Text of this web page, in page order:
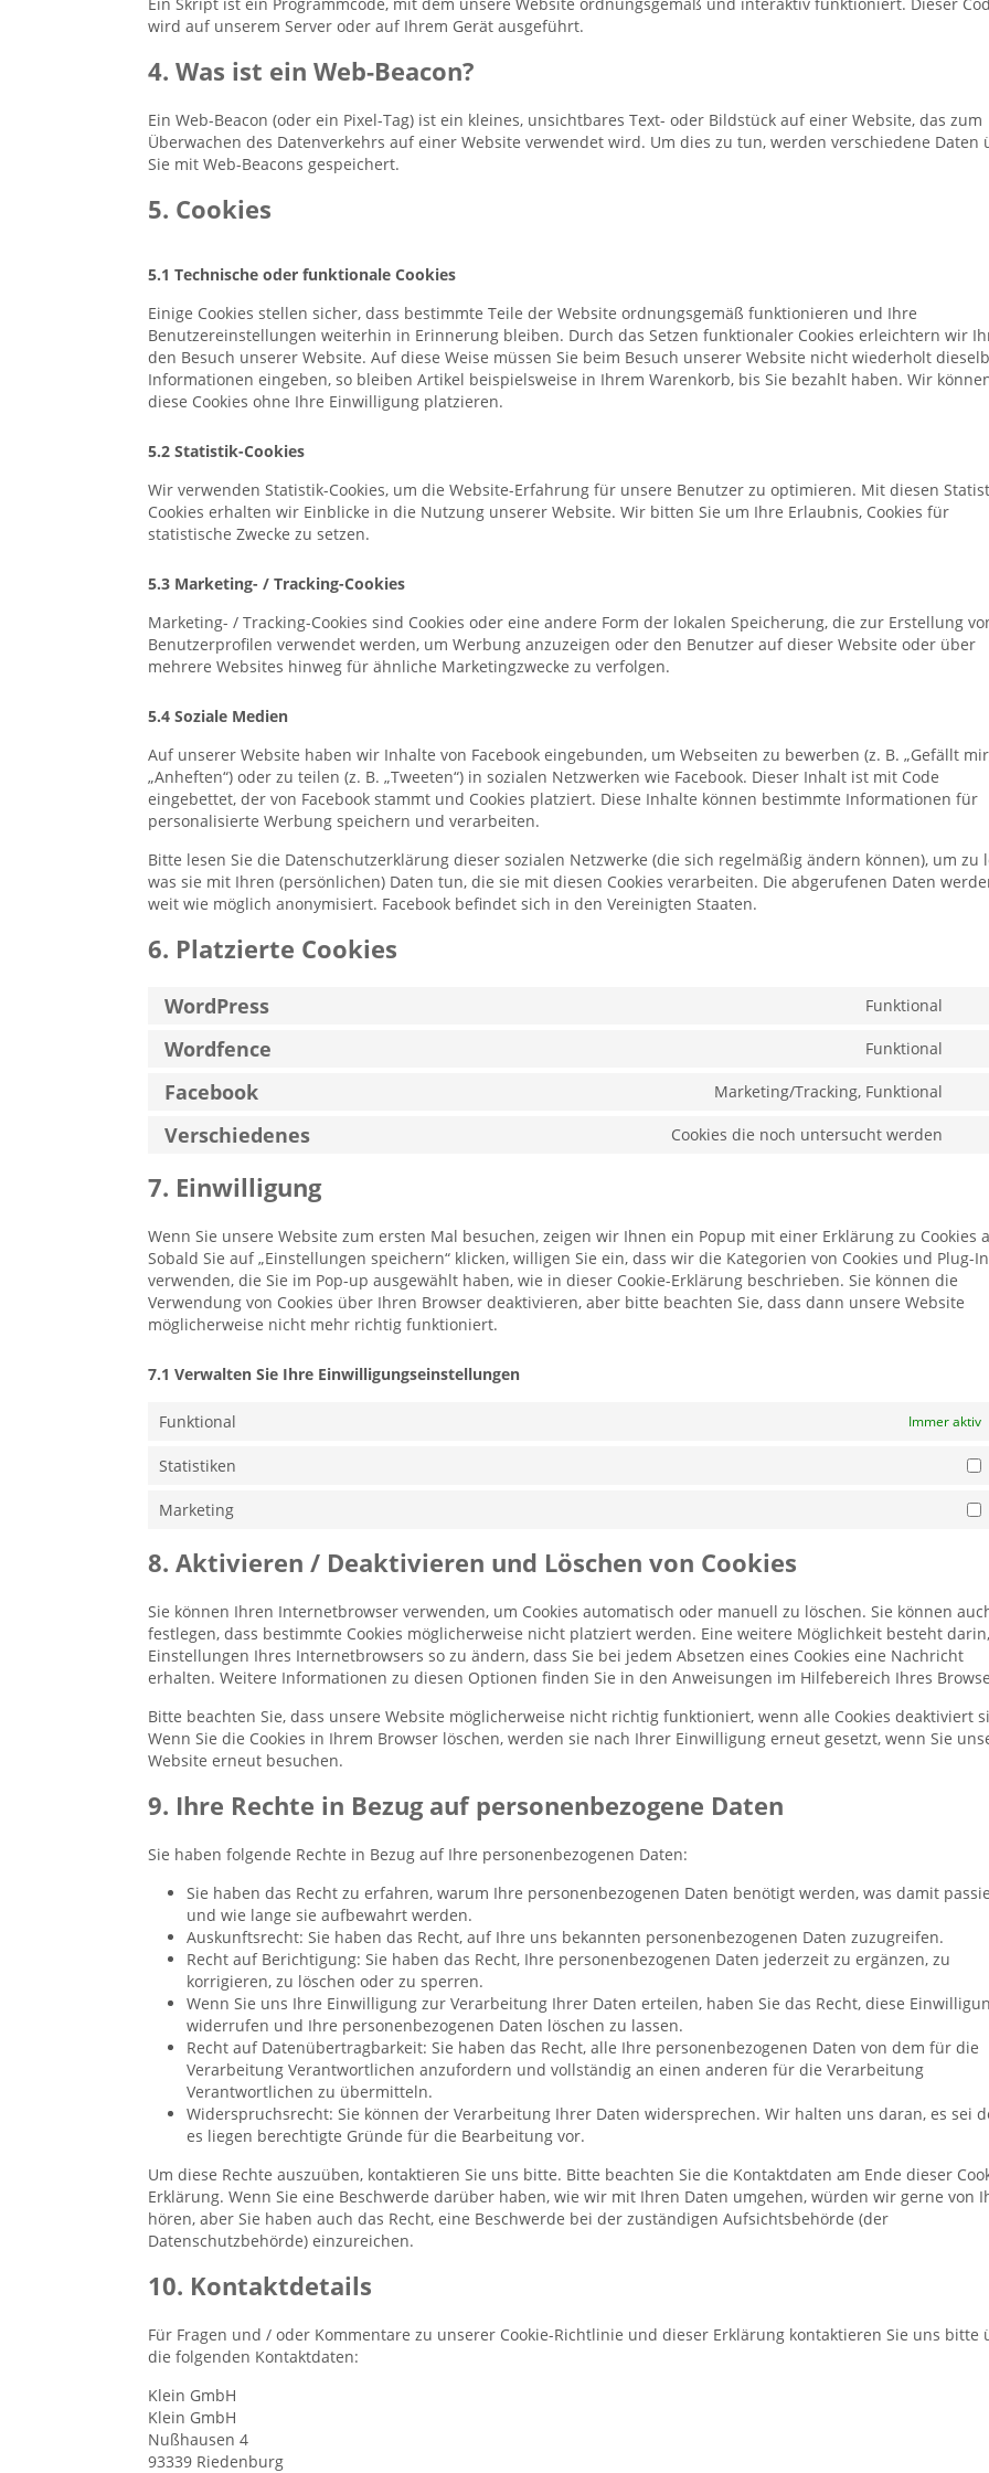
wird auf unserem Server oder auf Ihrem Gerät ausgeführt.
4. Was ist ein Web-Beacon?
Ein Web-Beacon (oder ein Pixel-Tag) ist ein kleines, unsichtbares Text- oder Bildstück auf einer Website, das zum
Überwachen des Datenverkehrs auf einer Website verwendet wird. Um dies zu tun, werden verschiedene Daten
Sie mit Web-Beacons gespeichert.
5. Cookies
5.1 Technische oder funktionale Cookies
Einige Cookies stellen sicher, dass bestimmte Teile der Website ordnungsgemäß funktionieren und Ihre
Benutzereinstellungen weiterhin in Erinnerung bleiben. Durch das Setzen funktionaler Cookies erleichtern wir
den Besuch unserer Website. Auf diese Weise müssen Sie beim Besuch unserer Website nicht wiederholt
Informationen eingeben, so bleiben Artikel beispielsweise in Ihrem Warenkorb, bis Sie bezahlt haben. Wir
diese Cookies ohne Ihre Einwilligung platzieren.
5.2 Statistik-Cookies
Wir verwenden Statistik-Cookies, um die Website-Erfahrung für unsere Benutzer zu optimieren. Mit diesen
Cookies erhalten wir Einblicke in die Nutzung unserer Website. Wir bitten Sie um Ihre Erlaubnis, Cookies für
statistische Zwecke zu setzen.
5.3 Marketing- / Tracking-Cookies
Marketing- / Tracking-Cookies sind Cookies oder eine andere Form der lokalen Speicherung, die zur Erstellung
Benutzerprofilen verwendet werden, um Werbung anzuzeigen oder den Benutzer auf dieser Website oder über
mehrere Websites hinweg für ähnliche Marketingzwecke zu verfolgen.
5.4 Soziale Medien
Auf unserer Website haben wir Inhalte von Facebook eingebunden, um Webseiten zu bewerben (z. B. „Gefällt
„Anheften“) oder zu teilen (z. B. „Tweeten“) in sozialen Netzwerken wie Facebook. Dieser Inhalt ist mit Code
eingebettet, der von Facebook stammt und Cookies platziert. Diese Inhalte können bestimmte Informationen für
personalisierte Werbung speichern und verarbeiten.
Bitte lesen Sie die Datenschutzerklärung dieser sozialen Netzwerke (die sich regelmäßig ändern können), um zu
was sie mit Ihren (persönlichen) Daten tun, die sie mit diesen Cookies verarbeiten. Die abgerufenen Daten
weit wie möglich anonymisiert. Facebook befindet sich in den Vereinigten Staaten.
6. Platzierte Cookies
WordPress Funktional
Wordfence Funktional
Facebook Marketing/Tracking, Funktional
Verschiedenes Cookies die noch untersucht werden
7. Einwilligung
Wenn Sie unsere Website zum ersten Mal besuchen, zeigen wir Ihnen ein Popup mit einer Erklärung zu Cookies
Sobald Sie auf „Einstellungen speichern“ klicken, willigen Sie ein, dass wir die Kategorien von Cookies und Plug-
verwenden, die Sie im Pop-up ausgewählt haben, wie in dieser Cookie-Erklärung beschrieben. Sie können die
Verwendung von Cookies über Ihren Browser deaktivieren, aber bitte beachten Sie, dass dann unsere Website
möglicherweise nicht mehr richtig funktioniert.
7.1 Verwalten Sie Ihre Einwilligungseinstellungen
Funktional Immer aktiv
Statistiken
Marketing
8. Aktivieren / Deaktivieren und Löschen von Cookies
Sie können Ihren Internetbrowser verwenden, um Cookies automatisch oder manuell zu löschen. Sie können
festlegen, dass bestimmte Cookies möglicherweise nicht platziert werden. Eine weitere Möglichkeit besteht
Einstellungen Ihres Internetbrowsers so zu ändern, dass Sie bei jedem Absetzen eines Cookies eine Nachricht
erhalten. Weitere Informationen zu diesen Optionen finden Sie in den Anweisungen im Hilfebereich Ihres
Bitte beachten Sie, dass unsere Website möglicherweise nicht richtig funktioniert, wenn alle Cookies deaktiviert
Wenn Sie die Cookies in Ihrem Browser löschen, werden sie nach Ihrer Einwilligung erneut gesetzt, wenn Sie
Website erneut besuchen.
9. Ihre Rechte in Bezug auf personenbezogene Daten
Sie haben folgende Rechte in Bezug auf Ihre personenbezogenen Daten:
Sie haben das Recht zu erfahren, warum Ihre personenbezogenen Daten benötigt werden, was damit
und wie lange sie aufbewahrt werden.
Auskunftsrecht: Sie haben das Recht, auf Ihre uns bekannten personenbezogenen Daten zuzugreifen.
Recht auf Berichtigung: Sie haben das Recht, Ihre personenbezogenen Daten jederzeit zu ergänzen, zu
korrigieren, zu löschen oder zu sperren.
Wenn Sie uns Ihre Einwilligung zur Verarbeitung Ihrer Daten erteilen, haben Sie das Recht, diese
widerrufen und Ihre personenbezogenen Daten löschen zu lassen.
Recht auf Datenübertragbarkeit: Sie haben das Recht, alle Ihre personenbezogenen Daten von dem für die
Verarbeitung Verantwortlichen anzufordern und vollständig an einen anderen für die Verarbeitung
Verantwortlichen zu übermitteln.
Widerspruchsrecht: Sie können der Verarbeitung Ihrer Daten widersprechen. Wir halten uns daran, es sei
es liegen berechtigte Gründe für die Bearbeitung vor.
Um diese Rechte auszuüben, kontaktieren Sie uns bitte. Bitte beachten Sie die Kontaktdaten am Ende dieser
Erklärung. Wenn Sie eine Beschwerde darüber haben, wie wir mit Ihren Daten umgehen, würden wir gerne von
hören, aber Sie haben auch das Recht, eine Beschwerde bei der zuständigen Aufsichtsbehörde (der
Datenschutzbehörde) einzureichen.
10. Kontaktdetails
Für Fragen und / oder Kommentare zu unserer Cookie-Richtlinie und dieser Erklärung kontaktieren Sie uns bitte
die folgenden Kontaktdaten:
Klein GmbH
Klein GmbH
Nußhausen 4
93339 Riedenburg